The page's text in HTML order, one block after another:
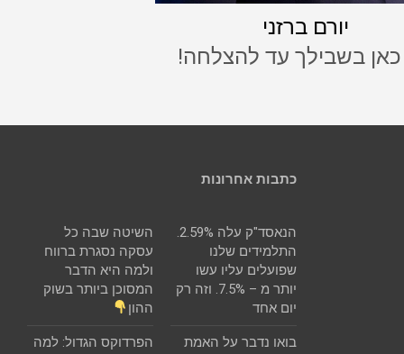
יורם ברזני
כאן בשבילך עד להצלחה!
כתבות אחרונות
הנאסד"ק עלה 2.59%.
התלמידים שלנו
שפועלים עליו עשו
יותר מ – 7.5%. וזה רק
יום אחד
השיטה שבה כל
עסקה נסגרת ברווח
ולמה היא הדבר
המסוכן ביותר בשוק
ההון
בואו נדבר על האמת
הפרדוקס הגדול: למה